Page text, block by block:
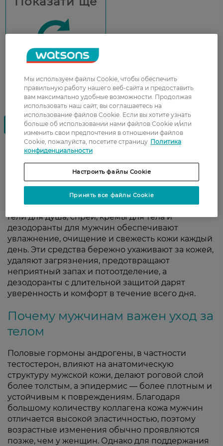
Мужская косметика для тела —
ежедневный уход, свежесть и
Гели для душа, спреи, кремы для тела и
дезодоранты для мужчин обеспечивают
увлажнение, очищение и свежесть кожи каждый
день. Эти средства бережно ухаживают за кожей,
удаляют загрязнения, предотвращают
неприятный запах и потоотделение, а
дезодоранты с длительной защитой дарят
уверенность и комфорт в течение всего дня.
Почему мужчинам важен уход за
телом
Половые гормоны андрогены, в частности
тестостерон, влияют на анатомическую
структуру мужской кожи, делают роговой слой
более толстым, а эпидермис — более плотным и
устойчивым к повреждениям. Благодаря
большому количеству коллагена кожа мужчин
отличается высокой эластичностью, поэтому
возрастные изменения обычно проявляются
позже, чем у женщин. Однако для поддержания
Мы используем файлы Cookie, чтобы обеспечить
правильную работу нашего веб-сайта и предоставить
вам максимально удобные возможности. Продолжая
использовать наш сайт, вы соглашаетесь на
использование файлов Cookie. Если вы хотите узнать
больше об использовании нами файлов Cookie и/или
изменить свои предпочтения в отношении файлов
Cookie, пожалуйста, посетите страницу Политика
конфиденциальности
Настроить файлы Cookie
Принять все файлы Cookie